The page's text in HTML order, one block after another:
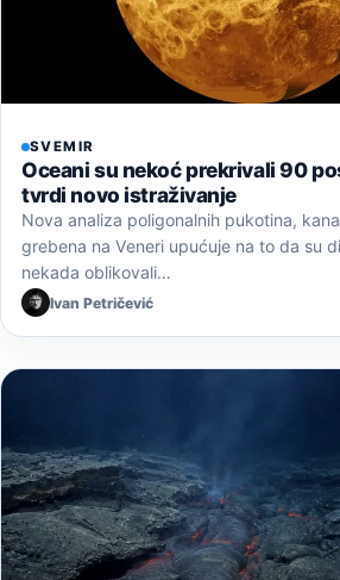
SVEMIR
Oceani su nekoć prekrivali 90
tvrdi novo istraživanje
Nova analiza poligonalnih pukotina,
grebena na Veneri upućuje na to da su
nekada oblikovali…
Ivan Petričević